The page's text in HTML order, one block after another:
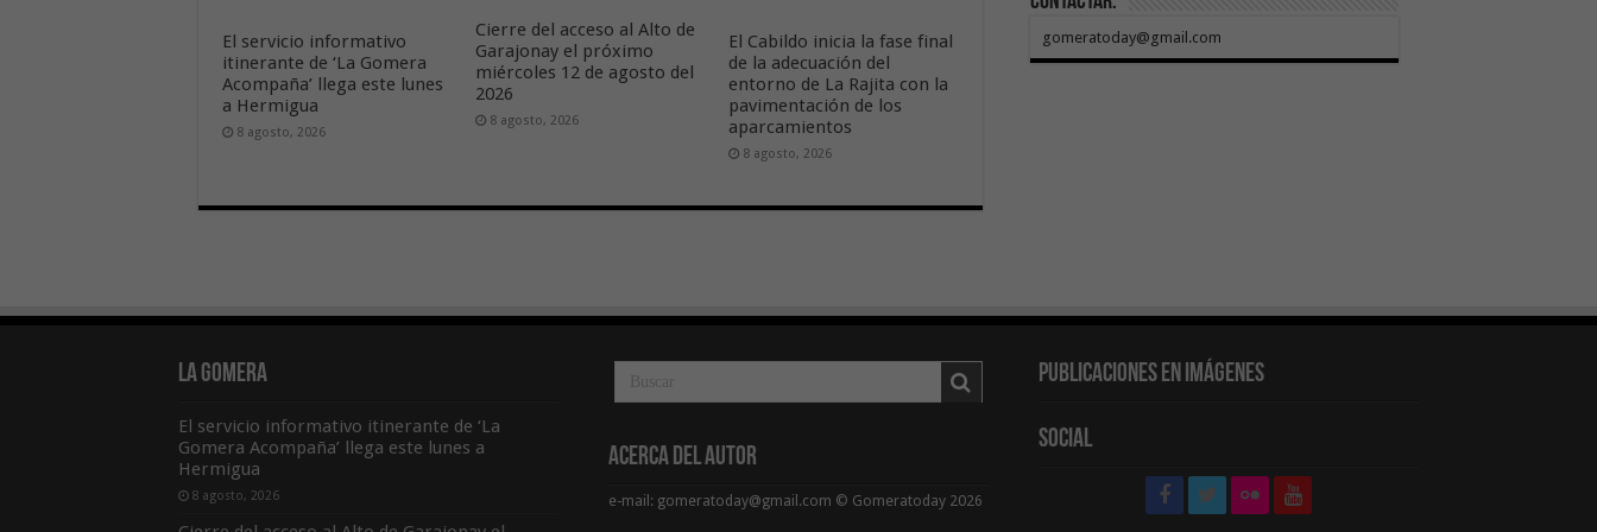
El servicio informativo
itinerante de ‘La Gomera
Acompaña’ llega este lunes
a Hermigua
8 agosto, 2026
Cierre del acceso al Alto de
Garajonay el próximo
miércoles 12 de agosto del
2026
8 agosto, 2026
El Cabildo inicia la fase final
de la adecuación del
entorno de La Rajita con la
pavimentación de los
aparcamientos
8 agosto, 2026
gomeratoday@gmail.com
La Gomera
El servicio informativo itinerante de ‘La
Gomera Acompaña’ llega este lunes a
Hermigua
8 agosto, 2026
Acerca del Autor
e-mail: gomeratoday@gmail.com © Gomeratoday 2026
Publicaciones en Imágenes
Social